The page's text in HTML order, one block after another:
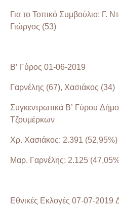
Για το Τοπικό Συμβούλιο: Γ.
Γιώργος (53)
Β’ Γύρος 01-06-2019
Γαρνέλης (67), Χασιάκος (34)
Συγκεντρωτικά Β’ Γύρου
Τζουμέρκων
Χρ. Χασιάκος: 2.391 (52,95%)
Μαρ. Γαρνέλης: 2.125
Εθνικές Εκλογές 07-07-2019